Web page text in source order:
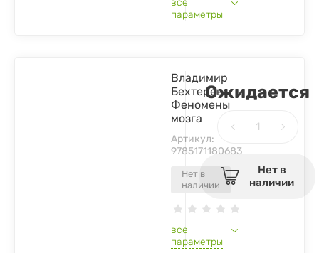
все
параметры
Нет в
наличии
Владимир
Бехтерев:
Феномены
мозга
Артикул:
9785171180683
все
параметры
Ожидается
Нет в
наличии